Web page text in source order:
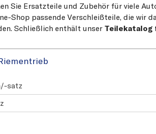
Sie Ersatzteile und Zubehör für viele
Shop passende Verschleißteile, die wir
Schließlich enthält unser Teilekatalog
satz